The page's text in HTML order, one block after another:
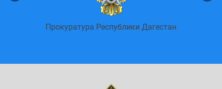
Прокуратура Республики Дагестан